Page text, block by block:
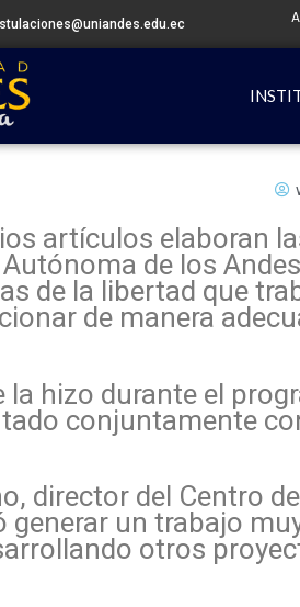
artículos elaboran
de los
de la libertad que
de manera
la hizo durante el
conjuntamente
director del Centro
generar un trabajo
otros